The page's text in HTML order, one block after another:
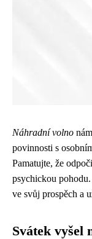
Náhradní volno
povinnosti s
Pamatujte, že
psychickou
ve svůj prospěch a
Svátek vyšel